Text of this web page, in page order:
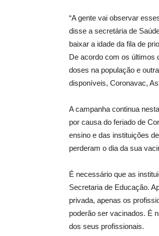
“A gente vai observar
disse a secretária de
baixar a idade da fila de
De acordo com os últimos
doses na população e
disponíveis, Coronavac,
A campanha continua
por causa do feriado de
ensino e das instituições
perderam o dia da sua
É necessário que as
Secretaria de Educação.
privada, apenas os
poderão ser vacinados. É
dos seus profissionais.